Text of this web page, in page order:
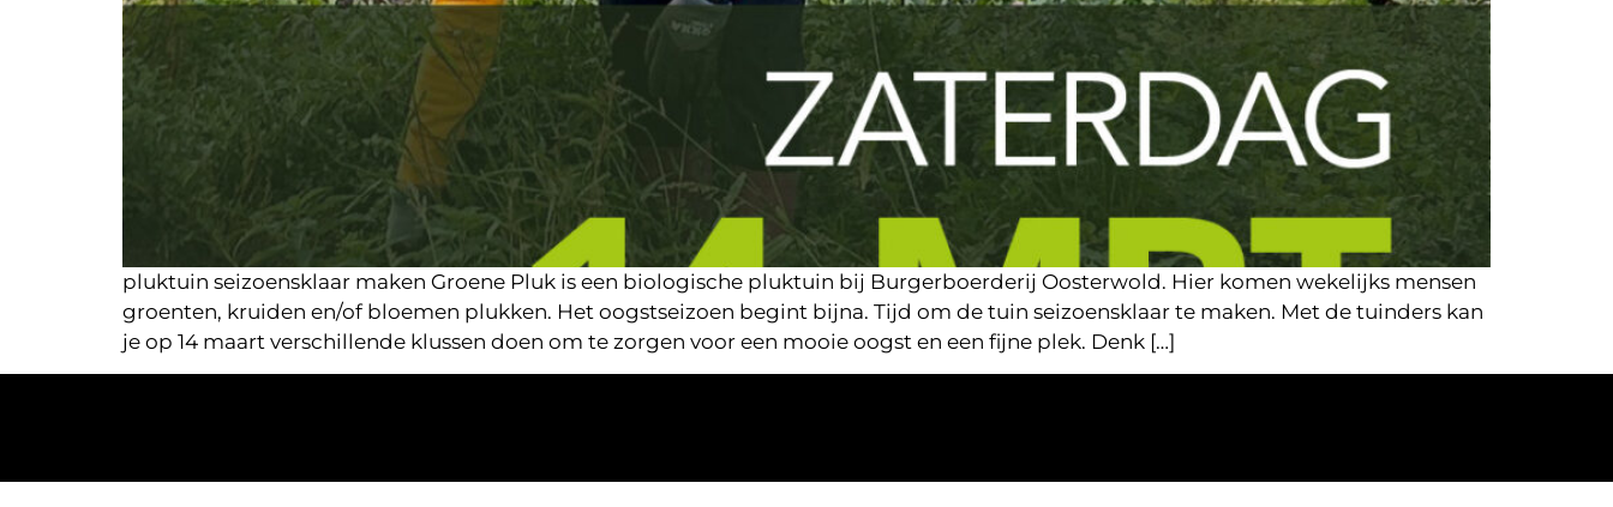
pluktuin seizoensklaar maken Groene Pluk is een biologische pluktuin bij Burgerboerderij Oosterwold. Hier komen wekelijks mensen
groenten, kruiden en/of bloemen plukken. Het oogstseizoen begint bijna. Tijd om de tuin seizoensklaar te maken. Met de tuinders kan
je op 14 maart verschillende klussen doen om te zorgen voor een mooie oogst en een fijne plek. Denk […]